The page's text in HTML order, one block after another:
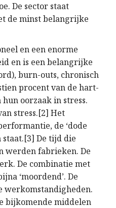
De sector staat
de minst belangrijke
en een enorme
en is een belangrijke
burn-outs, chronisch
procent van de hart-
oorzaak in stress.
stress.[2] Het
de ‘dode
De tijd die
werden fabrieken. De
De combinatie met
‘moordend’. De
werkomstandigheden.
bijkomende middelen